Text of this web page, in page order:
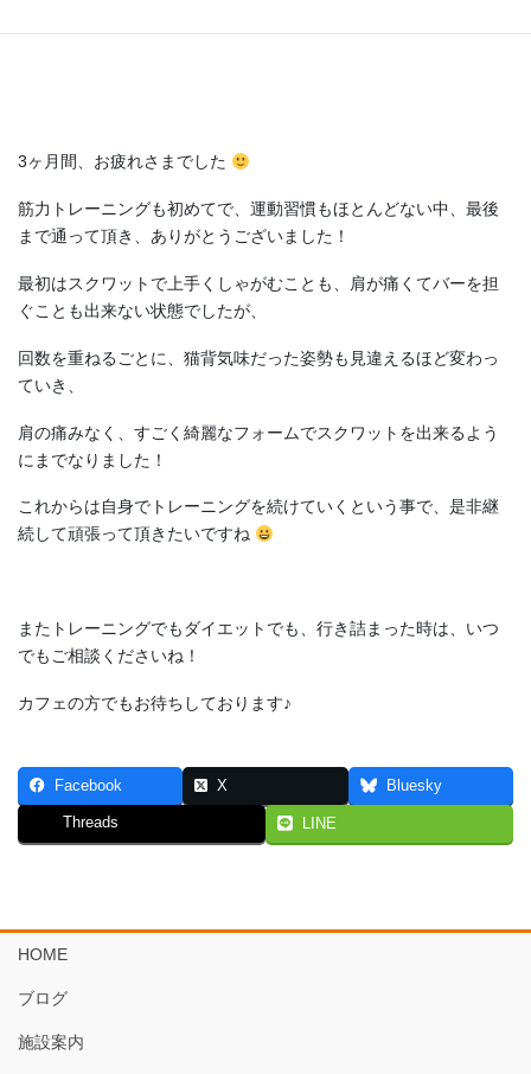
3ヶ月間、お疲れさまでした
筋力トレーニングも初めてで、運動習慣もほとんどない中、最後
まで通って頂き、ありがとうございました！
最初はスクワットで上手くしゃがむことも、肩が痛くてバーを担
ぐことも出来ない状態でしたが、
回数を重ねるごとに、猫背気味だった姿勢も見違えるほど変わっ
ていき、
肩の痛みなく、すごく綺麗なフォームでスクワットを出来るよう
にまでなりました！
これからは自身でトレーニングを続けていくという事で、是非継
続して頑張って頂きたいですね
またトレーニングでもダイエットでも、行き詰まった時は、いつ
でもご相談くださいね！
カフェの方でもお待ちしております♪
Facebook X Bluesky
Threads LINE
HOME
ブログ
施設案内